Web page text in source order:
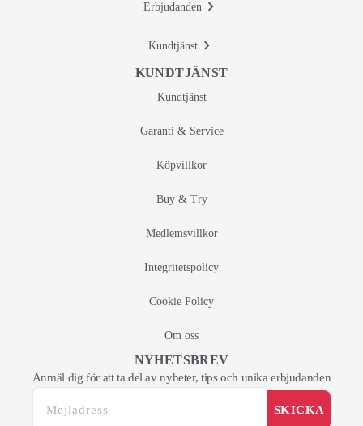
Erbjudanden
Kundtjänst
KUNDTJÄNST
Kundtjänst
Garanti & Service
Köpvillkor
Buy & Try
Medlemsvillkor
Integritetspolicy
Cookie Policy
Om oss
NYHETSBREV
Anmäl dig för att ta del av nyheter, tips och unika erbjudanden
SKICKA